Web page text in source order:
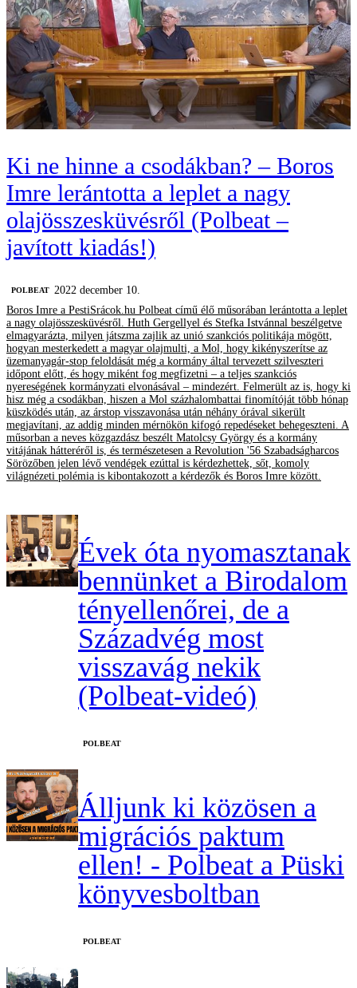
Ki ne hinne a csodákban? – Boros
Imre lerántotta a leplet a nagy
olajösszesküvésről (Polbeat –
javított kiadás!)
‎POLBEAT
2022 december 10.
Boros Imre a PestiSrácok.hu Polbeat című élő műsorában lerántotta a leplet
a nagy olajösszesküvésről. Huth Gergellyel és Stefka Istvánnal beszélgetve
elmagyarázta, milyen játszma zajlik az unió szankciós politikája mögött,
hogyan mesterkedett a magyar olajmulti, a Mol, hogy kikényszerítse az
üzemanyagár-stop feloldását még a kormány által tervezett szilveszteri
időpont előtt, és hogy miként fog megfizetni – a teljes szankciós
nyereségének kormányzati elvonásával – mindezért. Felmerült az is, hogy ki
hisz még a csodákban, hiszen a Mol százhalombattai finomítóját több hónap
küszködés után, az árstop visszavonása után néhány órával sikerült
megjavítani, az addig minden mérnökön kifogó repedéseket behegeszteni. A
műsorban a neves közgazdász beszélt Matolcsy György és a kormány
vitájának hátteréről is, és természetesen a Revolution '56 Szabadságharcos
Sörözőben jelen lévő vendégek ezúttal is kérdezhettek, sőt, komoly
világnézeti polémia is kibontakozott a kérdezők és Boros Imre között.
Évek óta nyomasztanak
bennünket a Birodalom
tényellenőrei, de a
Századvég most
visszavág nekik
(Polbeat-videó)
‎POLBEAT
Álljunk ki közösen a
migrációs paktum
ellen! - Polbeat a Püski
könyvesboltban
‎POLBEAT